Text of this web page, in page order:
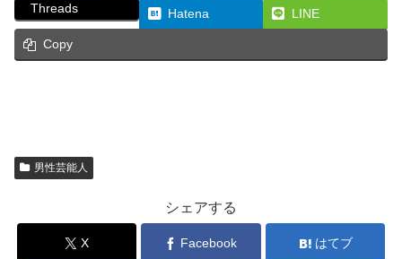
Threads
Hatena LINE
Copy
男性芸能人
シェアする
X Facebook はてブ